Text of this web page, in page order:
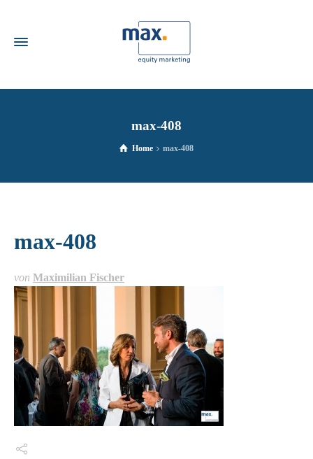
max-408
Home max-408
max-408
von Maximilian Fischer